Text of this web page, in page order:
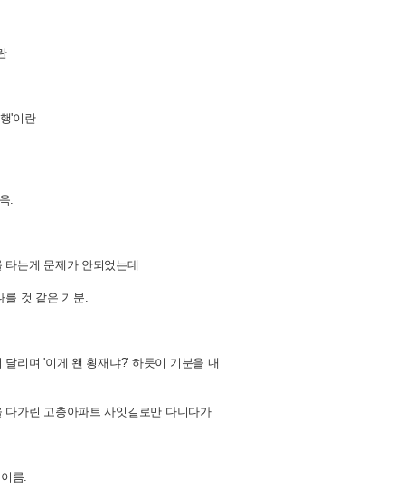
'이란
.
는게 문제가 안되었는데
를 것 같은 기분.
리며 '이게 왠 횡재냐?' 하듯이 기분을 내
가린 고층아파트 사잇길로만 다니다가
름.